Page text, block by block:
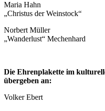
Maria Hahn
„Christus der Weinstock“
Norbert Müller
„Wanderlust“ Mechenhard
Die Ehrenplakette im
übergeben an:
Volker Ebert